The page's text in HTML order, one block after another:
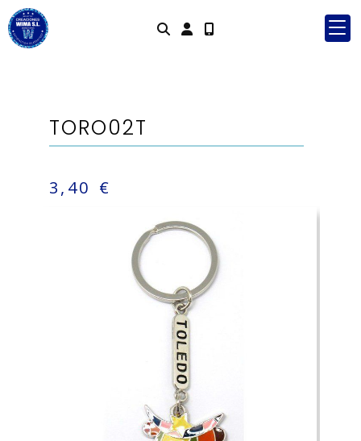
Identifícat
TORO02T
3,40 €